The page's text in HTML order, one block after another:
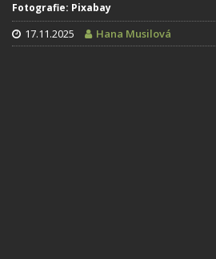
Fotografie: Pixabay
17.11.2025 Hana Musilová